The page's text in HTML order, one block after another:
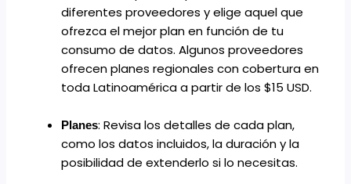
diferentes proveedores y elige aquel que
ofrezca el mejor plan en función de tu
consumo de datos. Algunos proveedores
ofrecenplanes regionales con cobertura en
toda Latinoaméricaa partir de los $15 USD.
Planes: Revisa los detalles de cada plan,
como los datos incluidos, la duración y la
posibilidad de extenderlo si lo necesitas.